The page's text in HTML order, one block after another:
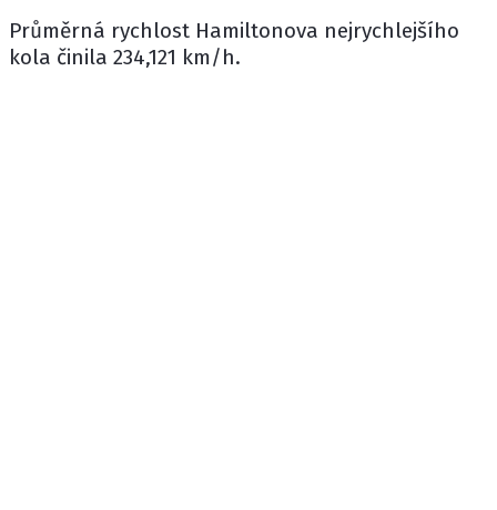
Průměrná rychlost Hamiltonova nejrychlejšího
kola činila 234,121 km/h.